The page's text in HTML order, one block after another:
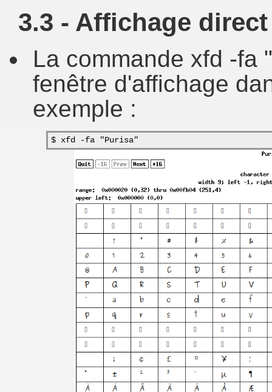
3.3 - Affichage
La commande xfd -fa
fenêtre d'affichage
exemple :
$ xfd -fa "Purisa"